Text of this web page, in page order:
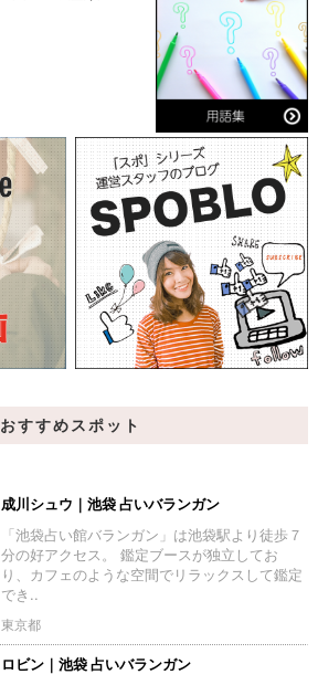
おすすめスポット
成川シュウ｜池袋 占いバランガン
「池袋占い館バランガン」は池袋駅より徒歩７
分の好アクセス。 鑑定ブースが独立してお
り、カフェのような空間でリラックスして鑑定
でき..
東京都
ロビン｜池袋 占いバランガン